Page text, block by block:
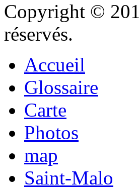
Copyright ©
réservés.
Accueil
Glossaire
Carte
Photos
map
Saint-Malo